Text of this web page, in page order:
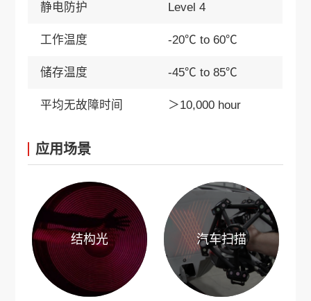
静电防护 Level 4
工作温度 -20℃ to 60℃
储存温度 -45℃ to 85℃
平均无故障时间 ＞10,000 hour
应用场景
结构光 汽车扫描